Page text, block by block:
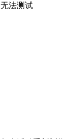
无法测试